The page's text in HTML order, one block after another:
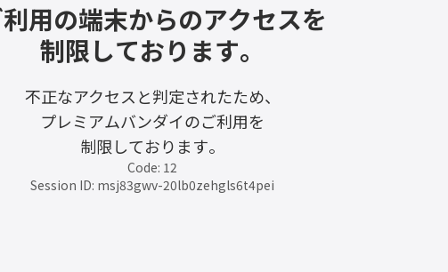
用の端末からのアクセスを
制限しております。
不正なアクセスと判定されたため、
プレミアムバンダイのご利用を
制限しております。
Code: 12
Session ID: msj83gwv-20lb0zehgls6t4pei